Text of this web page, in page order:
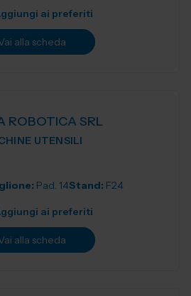
ai preferiti
alla scheda
ROBOTICA SRL
UTENSILI
Pad. 14Stand: F24
ai preferiti
alla scheda